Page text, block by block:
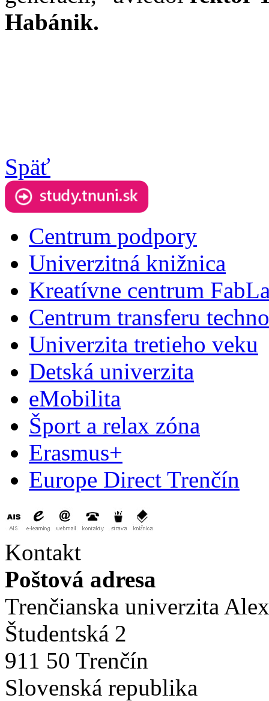
Habánik.
Späť
Centrum podpory
Univerzitná knižnica
Kreatívne centrum
Centrum transferu
Univerzita tretieho veku
Detská univerzita
eMobilita
Šport a relax zóna
Erasmus+
Europe Direct Trenčín
Kontakt
Poštová adresa
Trenčianska univerzita
Študentská 2
911 50 Trenčín
Slovenská republika